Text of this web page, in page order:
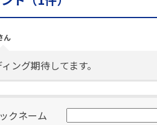
ん
ング期待してます。
クネーム